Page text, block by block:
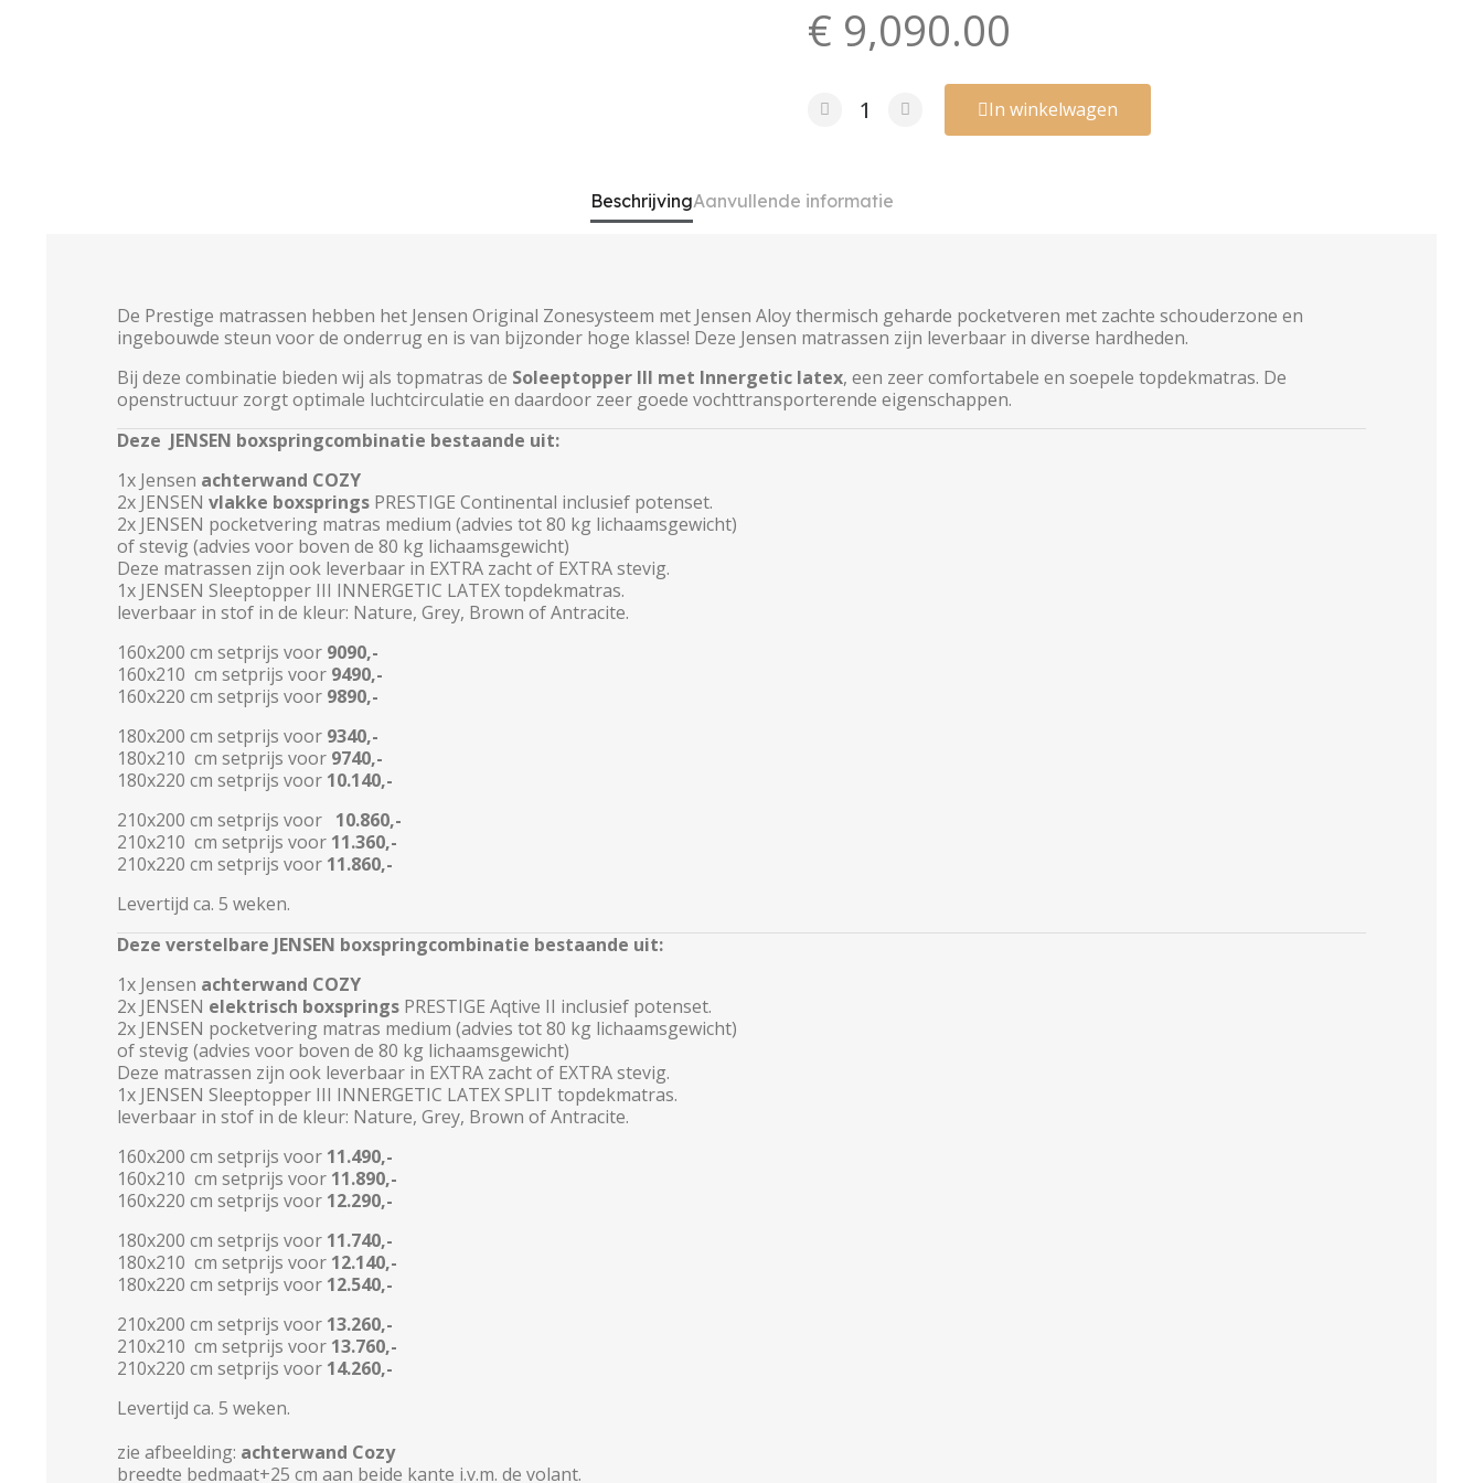
€ 9,090.00
In winkelwagen
BeschrijvingAanvullende informatie
De Prestige matrassen hebben het Jensen Original Zonesysteem met Jensen Aloy thermisch geharde pocketveren met zachte schouderzone en
ingebouwde steun voor de onderrug en is van bijzonder hoge klasse! Deze Jensen matrassen zijn leverbaar in diverse hardheden.
Bij deze combinatie bieden wij als topmatras de Soleeptopper III met Innergetic latex, een zeer comfortabele en soepele topdekmatras. De
openstructuur zorgt optimale luchtcirculatie en daardoor zeer goede vochttransporterende eigenschappen.
Deze JENSEN boxspringcombinatie bestaande uit:
1x Jensen achterwand COZY
2x JENSEN vlakke boxsprings PRESTIGE Continental inclusief potenset.
2x JENSEN pocketvering matras medium (advies tot 80 kg lichaamsgewicht)
of stevig (advies voor boven de 80 kg lichaamsgewicht)
Deze matrassen zijn ook leverbaar in EXTRA zacht of EXTRA stevig.
1x JENSEN Sleeptopper III INNERGETIC LATEX topdekmatras.
leverbaar in stof in de kleur: Nature, Grey, Brown of Antracite.
160x200 cm setprijs voor 9090,-
160x210 cm setprijs voor 9490,-
160x220 cm setprijs voor 9890,-
180x200 cm setprijs voor 9340,-
180x210 cm setprijs voor 9740,-
180x220 cm setprijs voor 10.140,-
210x200 cm setprijs voor 10.860,-
210x210 cm setprijs voor 11.360,-
210x220 cm setprijs voor 11.860,-
Levertijd ca. 5 weken.
Deze verstelbare JENSEN boxspringcombinatie bestaande uit:
1x Jensen achterwand COZY
2x JENSEN elektrisch boxsprings PRESTIGE Aqtive II inclusief potenset.
2x JENSEN pocketvering matras medium (advies tot 80 kg lichaamsgewicht)
of stevig (advies voor boven de 80 kg lichaamsgewicht)
Deze matrassen zijn ook leverbaar in EXTRA zacht of EXTRA stevig.
1x JENSEN Sleeptopper III INNERGETIC LATEX SPLIT topdekmatras.
leverbaar in stof in de kleur: Nature, Grey, Brown of Antracite.
160x200 cm setprijs voor 11.490,-
160x210 cm setprijs voor 11.890,-
160x220 cm setprijs voor 12.290,-
180x200 cm setprijs voor 11.740,-
180x210 cm setprijs voor 12.140,-
180x220 cm setprijs voor 12.540,-
210x200 cm setprijs voor 13.260,-
210x210 cm setprijs voor 13.760,-
210x220 cm setprijs voor 14.260,-
Levertijd ca. 5 weken.
zie afbeelding: achterwand Cozy
breedte bedmaat+25 cm aan beide kante i.v.m. de volant.